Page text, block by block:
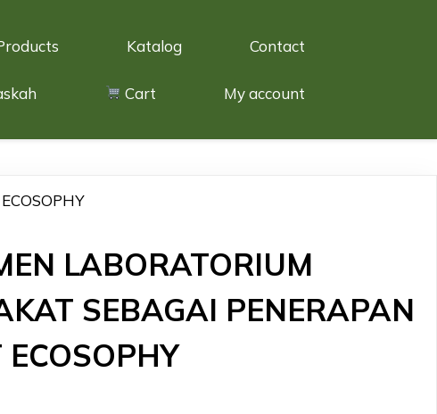
Katalog Contact
Cart My account
LABORATORIUM
SEBAGAI PENERAPAN
ECOSOPHY